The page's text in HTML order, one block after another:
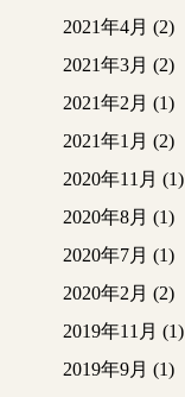
2021年4月 (2)
2021年3月 (2)
2021年2月 (1)
2021年1月 (2)
2020年11月 (1)
2020年8月 (1)
2020年7月 (1)
2020年2月 (2)
2019年11月 (1)
2019年9月 (1)